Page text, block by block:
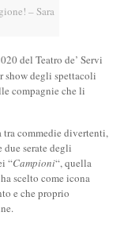
– Sara
del Teatro de’ Servi
show degli spettacoli
compagnie che li
tra commedie divertenti,
serate degli
“Campioni“, quella
scelto come icona
e che proprio